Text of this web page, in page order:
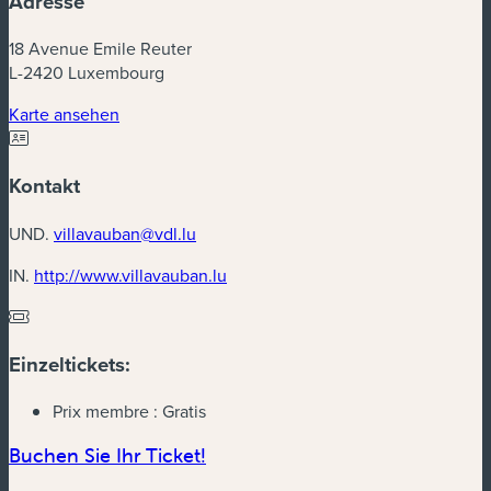
18 Avenue Emile Reuter
L-2420 Luxembourg
Karte ansehen
Kontakt
UND. villavauban@vdl.lu
IN. http://www.villavauban.lu
Einzeltickets:
Prix membre : Gratis
Buchen Sie Ihr Ticket!